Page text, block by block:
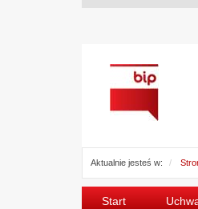
Aktualnie jesteś w:
Start